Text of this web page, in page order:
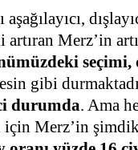
Merz’in
gibi
durumda. Ama
için Merz’in